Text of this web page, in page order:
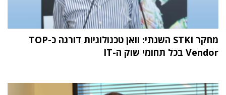
מחקר STKI השנתי: וואן טכנולוגיות דורגה כ-TOP
Vendor בכל תחומי שוק ה-IT